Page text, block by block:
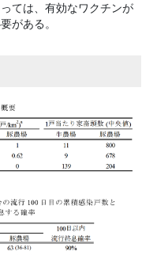
ては、有効なワクチンが
がある。